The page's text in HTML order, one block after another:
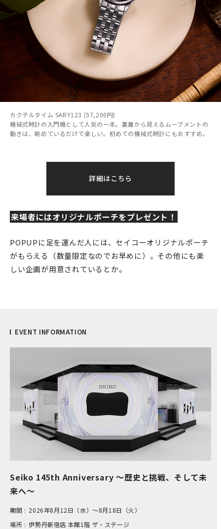
カクテルタイム SARY123 (57,200円)
機械式時計の入門機として人気の一本。裏蓋から見えるムーブメントの
動きは、眺めているだけで楽しい。初めての機械式時計にもおすすめ。
詳細はこちら
来場者にはオリジナルポーチをプレゼント！
POPUPに足を運んだ人には、セイコーオリジナルポーチ
がもらえる（数量限定なのでお早めに）。その他にも楽
しい企画が用意されているとか。
EVENT INFORMATION
Seiko 145th Anniversary ～歴史と挑戦、そして未
来へ～
期間 : 2026年8月12日（水）～8月18日（火）
場所 : 伊​勢丹新宿店 本​館1階 ザ​・ステージ